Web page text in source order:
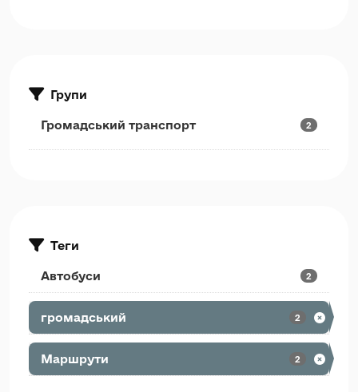
Групи
Громадський транспорт 2
Теги
Автобуси 2
громадський 2
Маршрути 2